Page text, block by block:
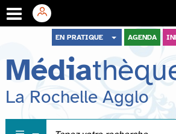
menu
contenu
recherche
EN PRATIQUE AGENDA
Média
La Rochelle Agglo